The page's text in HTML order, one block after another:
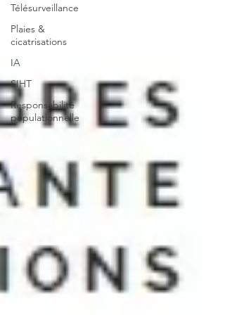
Télésurveillance
Plaies &
cicatrisations
IA
SIHT
Responsabilité
populationnelle